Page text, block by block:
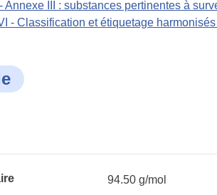
Annexe III : substances pertinentes à
- Classification et étiquetage
94.50 g/mol